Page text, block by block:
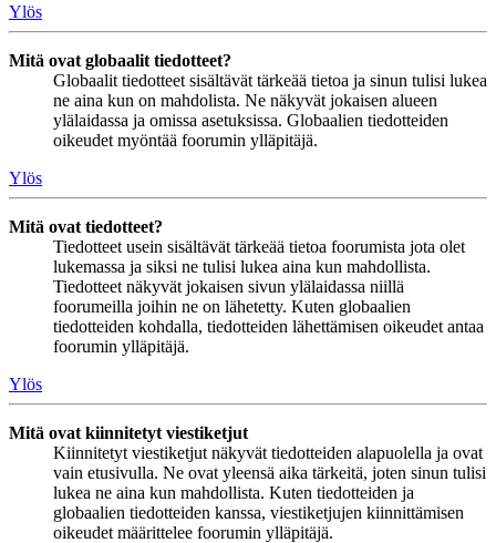
Ylös
Mitä ovat globaalit tiedotteet?
Globaalit tiedotteet sisältävät tärkeää tietoa ja sinun tulisi lukea
ne aina kun on mahdolista. Ne näkyvät jokaisen alueen
ylälaidassa ja omissa asetuksissa. Globaalien tiedotteiden
oikeudet myöntää foorumin ylläpitäjä.
Ylös
Mitä ovat tiedotteet?
Tiedotteet usein sisältävät tärkeää tietoa foorumista jota olet
lukemassa ja siksi ne tulisi lukea aina kun mahdollista.
Tiedotteet näkyvät jokaisen sivun ylälaidassa niillä
foorumeilla joihin ne on lähetetty. Kuten globaalien
tiedotteiden kohdalla, tiedotteiden lähettämisen oikeudet antaa
foorumin ylläpitäjä.
Ylös
Mitä ovat kiinnitetyt viestiketjut
Kiinnitetyt viestiketjut näkyvät tiedotteiden alapuolella ja ovat
vain etusivulla. Ne ovat yleensä aika tärkeitä, joten sinun tulisi
lukea ne aina kun mahdollista. Kuten tiedotteiden ja
globaalien tiedotteiden kanssa, viestiketjujen kiinnittämisen
oikeudet määrittelee foorumin ylläpitäjä.